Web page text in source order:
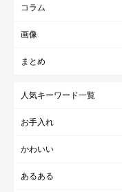
コラム
画像
まとめ
人気キーワード一覧
お手入れ
かわいい
あるある